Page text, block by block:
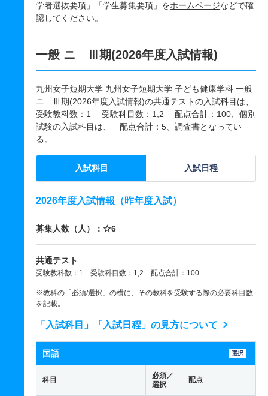
学者選抜要項」「学生募集要項」をホームページなどで確
認してください。
一般 ニ Ⅲ期(2026年度入試情報)
九州女子短期大学 九州女子短期大学 子ども健康学科 一般
ニ Ⅲ期(2026年度入試情報)の共通テストの入試科目は、
受験教科数：1 受験科目数：1,2 配点合計：100、個別
試験の入試科目は、 配点合計：5、調査書となってい
る。
入試科目 入試日程
2026年度入試情報（昨年度入試）
募集人数（人）：☆6
共通テスト
受験教科数：1 受験科目数：1,2 配点合計：100
※教科の「必須/選択」の横に、その教科を受験する際の必要科目数
を記載。
「入試科目」「入試日程」の見方について
国語 選択
科目
必須／
選択
配点